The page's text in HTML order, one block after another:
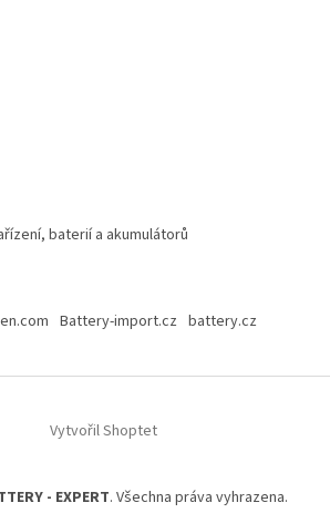
baterií a akumulátorů
Battery-import.cz battery.cz
Vytvořil Shoptet
- EXPERT. Všechna práva vyhrazena.